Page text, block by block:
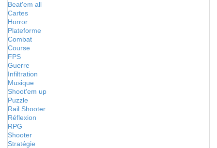
Beat'em all
Cartes
Horror
Plateforme
Combat
Course
FPS
Guerre
Infiltration
Musique
Shoot'em up
Puzzle
Rail Shooter
Réflexion
RPG
Shooter
Stratégie